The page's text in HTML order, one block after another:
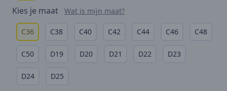
Kies je maat Wat is mijn maat?
C36 C38 C40 C42 C44 C46 C48
C50 D19 D20 D21 D22 D23
D24 D25